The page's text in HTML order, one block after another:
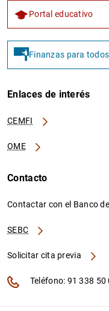
IT0003442415750
Portal educativo
Finanzas para todos
Enlaces de interés
CEMFI
OME
Contacto
Contactar con el Banco
SEBC
Solicitar cita previa
Teléfono: 91 338 50